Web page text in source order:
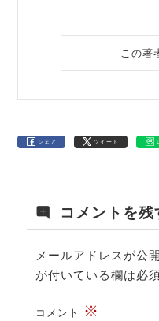
この著
シェア ツイート
コメントを残
メールアドレスが公
が付いている欄は必
コメント ※